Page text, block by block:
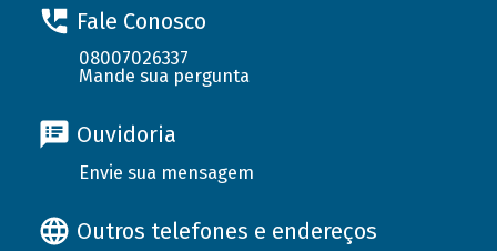
Fale Conosco
08007026337
Mande sua pergunta
Ouvidoria
Envie sua mensagem
Outros telefones e endereços